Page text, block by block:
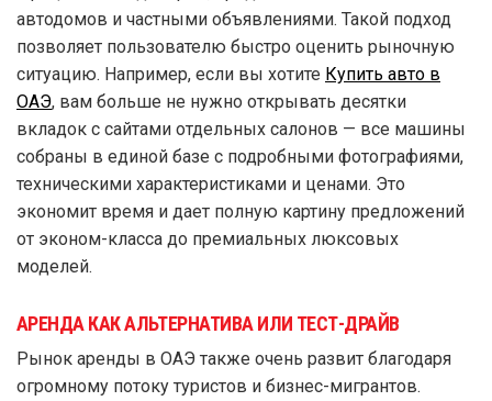
автодомов и частными объявлениями. Такой подход
позволяет пользователю быстро оценить рыночную
ситуацию. Например, если вы хотите Купить авто в
ОАЭ, вам больше не нужно открывать десятки
вкладок с сайтами отдельных салонов — все машины
собраны в единой базе с подробными фотографиями,
техническими характеристиками и ценами. Это
экономит время и дает полную картину предложений
от эконом-класса до премиальных люксовых
моделей.
АРЕНДА КАК АЛЬТЕРНАТИВА ИЛИ ТЕСТ-ДРАЙВ
Рынок аренды в ОАЭ также очень развит благодаря
огромному потоку туристов и бизнес-мигрантов.